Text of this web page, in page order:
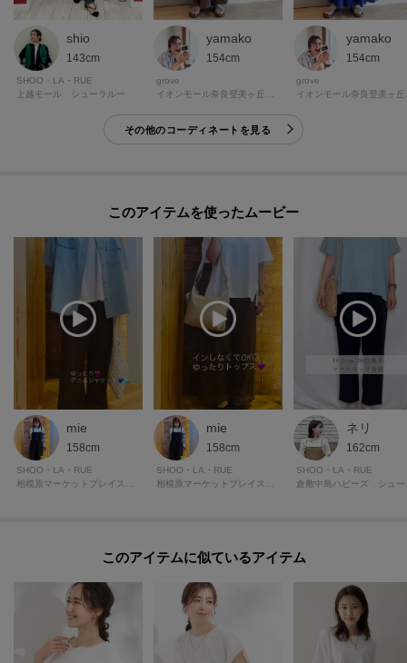
モデル情報：身長163cm B81 W59 H88 着用サイズ：02（M）
shio
143cm
SHOO・LA・RUE
上越モール シューラルー
yamako
154cm
grove
イオンモール奈良登美ヶ丘グローブ
yamako
154cm
grove
その他のコーディネートを見る
このアイテムを使ったムービー
mie
158cm
SHOO・LA・RUE
相模原マーケットプレイス シューラルー
mie
158cm
SHOO・LA・RUE
相模原マーケットプレイス シューラルー
ネリ
162cm
SHOO・LA・RUE
倉
このアイテムに似ているアイテム